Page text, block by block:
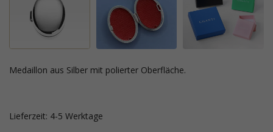
Medaillon aus Silber mit polierter Oberfläche.
Lieferzeit: 4-5 Werktage